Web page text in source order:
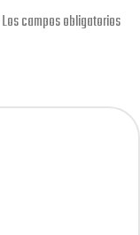
Los campos obligatorios